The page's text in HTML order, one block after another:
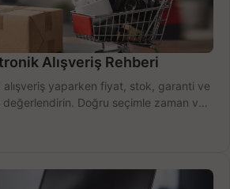
Alışveriş Rehberi
alışveriş yaparken fiyat, stok, garanti ve
değerlendirin. Doğru seçimle zaman ve